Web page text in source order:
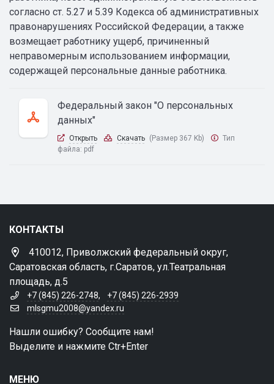
согласно ст. 5.27 и 5.39 Кодекса об административных
правонарушениях Российской Федерации, а также
возмещает работнику ущерб, причиненный
неправомерным использованием информации,
содержащей персональные данные работника.
Федеральный закон "О персональных
данных"
Открыть Скачать (Размер 367 Kb)
Тип
файла: pdf
КОНТАКТЫ
410012, Приволжский федеральный округ,
Саратовская область, г.Саратов, ул.Театральная
площадь, д.5
+7 (845) 226-2748,
+7 (845) 226-2939
mlsgmu2008@yandex.ru
Нашли ошибку? Сообщите нам!
Выделите и нажмите Ctr+Enter
МЕНЮ